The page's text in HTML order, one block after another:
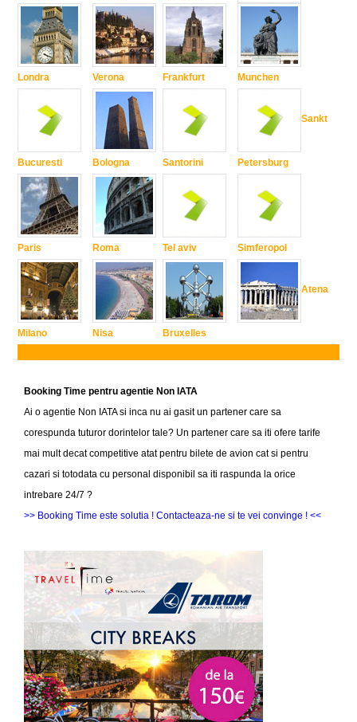
Londra
Bucuresti
Paris
Milano
Verona
Bologna
Roma
Nisa
Frankfurt
Santorini
Tel aviv
Bruxelles
Munchen
Sankt
Petersburg
Simferopol
Atena
Booking Time pentru agentie Non IATA
Ai o agentie Non IATA si inca nu ai gasit un partener care sa
corespunda tuturor dorintelor tale? Un partener care sa iti ofere tarife
mai mult decat competitive atat pentru bilete de avion cat si pentru
cazari si totodata cu personal disponibil sa iti raspunda la orice
intrebare 24/7 ?
>> Booking Time este solutia ! Contacteaza-ne si te vei convinge ! <<